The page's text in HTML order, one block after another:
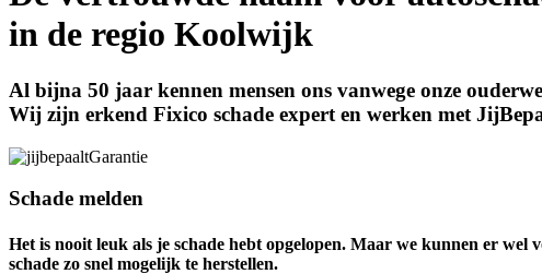
in de regio Koolwijk
Al bijna 50 jaar kennen mensen ons vanwege onze
Wij zijn erkend Fixico schade expert en werken met
Schade melden
Het is nooit leuk als je schade hebt opgelopen. Maar we kunnen er
schade zo snel mogelijk te herstellen.